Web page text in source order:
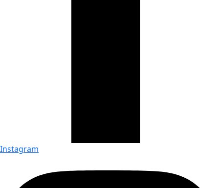
Instagram